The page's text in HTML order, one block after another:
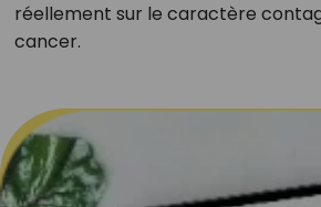
réellement sur le caractère
cancer.